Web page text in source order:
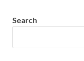
Search